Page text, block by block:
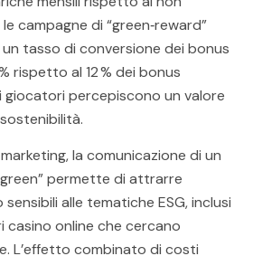
campagne di “green‑reward”
tasso di conversione dei bonus
rispetto al 12 % dei bonus
giocatori percepiscono un valore
la comunicazione di un
permette di attrarre
alle tematiche ESG, inclusi
casino online che cercano
L’effetto combinato di costi